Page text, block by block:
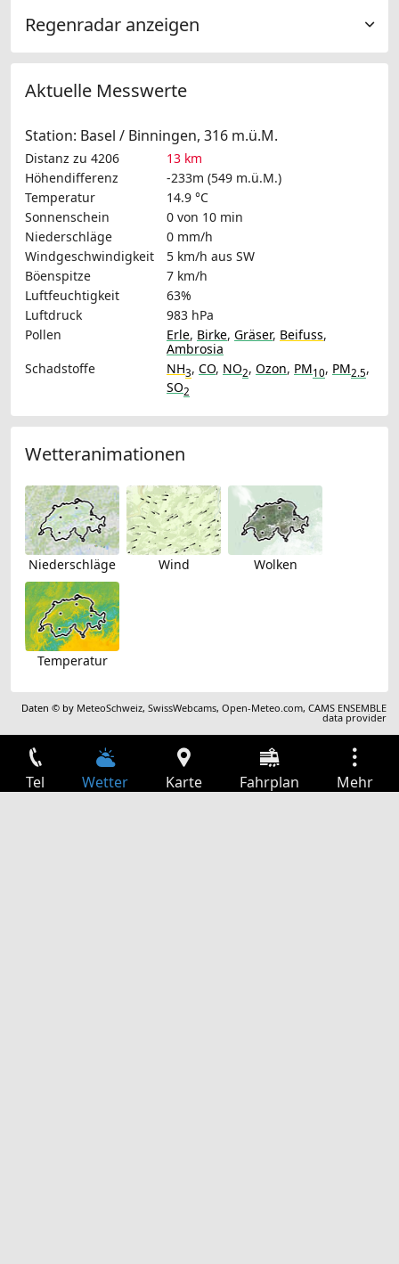
Regenradar anzeigen
Aktuelle Messwerte
Station: Basel / Binningen, 316 m.ü.M.
Distanz zu 4206
13 km
Höhendifferenz
-233m (549 m.ü.M.)
Temperatur
14.9 °C
Sonnenschein
0 von 10 min
Niederschläge
0 mm/h
Windgeschwindigkeit
5 km/h aus SW
Böenspitze
7 km/h
Luftfeuchtigkeit
63%
Luftdruck
983 hPa
Pollen
Erle, Birke, Gräser, Beifuss,
Ambrosia
Schadstoffe
NH3, CO, NO2, Ozon, PM10, PM2.5,
SO2
Wetteranimationen
Niederschläge Wind Wolken
Temperatur
Daten © by MeteoSchweiz,SwissWebcams,Open-Meteo.com,CAMS ENSEMBLE
data provider
Tel Wetter Karte Fahrplan Mehr